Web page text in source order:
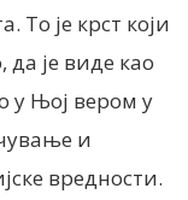
То је крст који
да је виде као
у Њој вером у
и
вредности.